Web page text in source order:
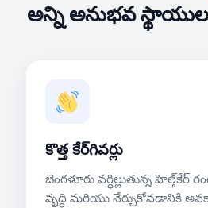
అన్ని అనుభవ
కొత్త కేర్‌గివర్లు
బెంగళూరు వర్ధిల్లుతున్న హెల్త్‌కేర్
వృద్ధి మరియు నేర్చుకోవడానికి